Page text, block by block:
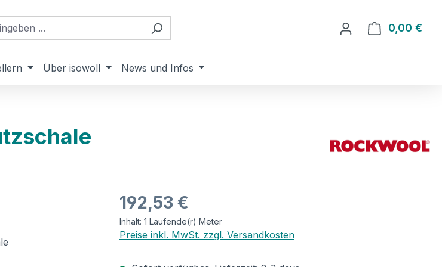
0,00 €
Über isowoll News und Infos
Regulärer Preis:
192,53 €
Inhalt: 1 Laufende(r) Meter
Preise inkl. MwSt. zzgl. Versandkosten